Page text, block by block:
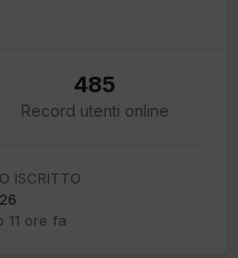
485
Record utenti online
ISCRITTO
11 ore fa